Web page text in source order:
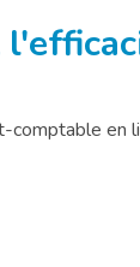
comptable en